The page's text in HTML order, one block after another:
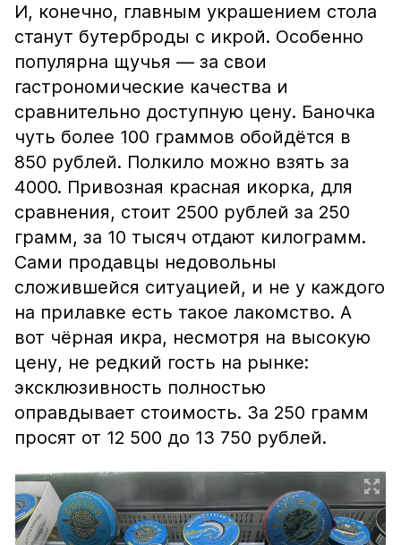
И, конечно, главным украшением стола
станут бутерброды с икрой. Особенно
популярна щучья — за свои
гастрономические качества и
сравнительно доступную цену. Баночка
чуть более 100 граммов обойдётся в
850 рублей. Полкило можно взять за
4000. Привозная красная икорка, для
сравнения, стоит 2500 рублей за 250
грамм, за 10 тысяч отдают килограмм.
Сами продавцы недовольны
сложившейся ситуацией, и не у каждого
на прилавке есть такое лакомство. А
вот чёрная икра, несмотря на высокую
цену, не редкий гость на рынке:
эксклюзивность полностью
оправдывает стоимость. За 250 грамм
просят от 12 500 до 13 750 рублей.